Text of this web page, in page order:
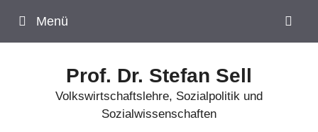
Inhalt
springen
Menü
Prof. Dr. Stefan Sell
Volkswirtschaftslehre, Sozialpolitik und
Sozialwissenschaften